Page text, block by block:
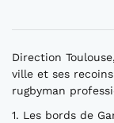
Direction
ville et ses
rugbyman
1. Les bords de